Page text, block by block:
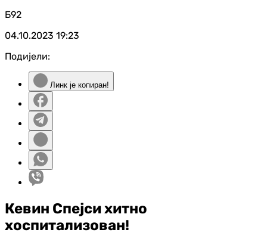
Б92
04.10.2023 19:23
Подијели:
Линк је копиран!
Кевин Спејси хитно
хоспитализован!